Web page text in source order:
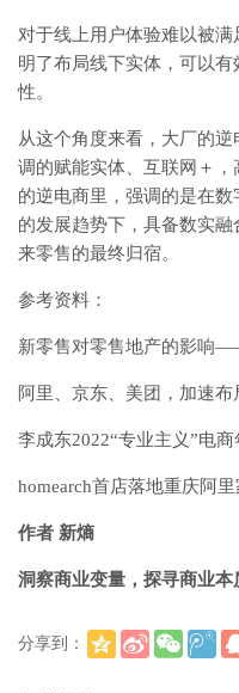
对于线上用户体验难以被
明了布局线下实体，可以
性。
从这个角度来看，大厂的
调的赋能实体、互联网＋
的逆电商里，强调的是在
的发展趋势下，具备数实
来零售的最终归宿。
参考资料：
新零售对零售地产的影响
阿里、京东、美团，加速
李成东2022“专业主义”电
homearch首店落地重庆阿
作者 新熵
洞察商业变量，探寻商业本
分享到：